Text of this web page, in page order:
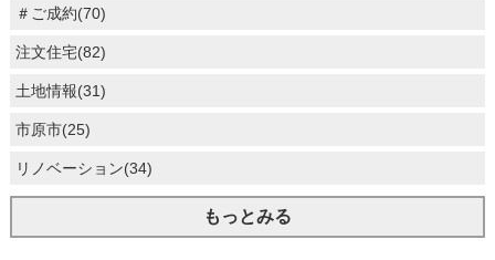
＃ご成約(70)
注文住宅(82)
土地情報(31)
市原市(25)
リノベーション(34)
もっとみる